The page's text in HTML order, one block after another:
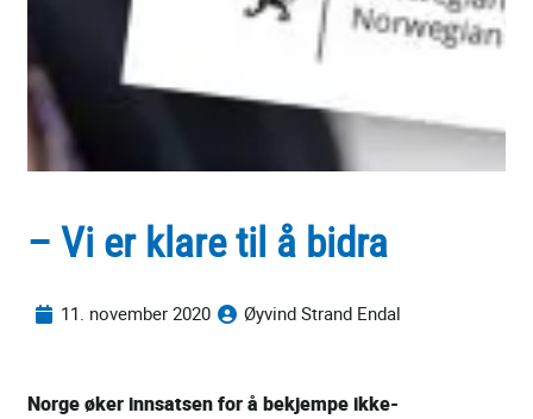
– Vi er klare til å bidra
11. november 2020 Øyvind Strand Endal
Norge øker innsatsen for å bekjempe ikke-